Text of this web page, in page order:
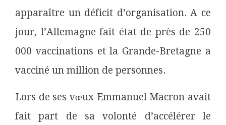
apparaître un déficit d’organisation. A ce
jour, l’Allemagne fait état de près de 250
000 vaccinations et la Grande-Bretagne a
vacciné un million de personnes.
Lors de ses vœux Emmanuel Macron avait
fait part de sa volonté d’accélérer le